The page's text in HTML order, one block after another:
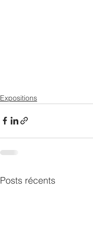
Expositions
Posts récents